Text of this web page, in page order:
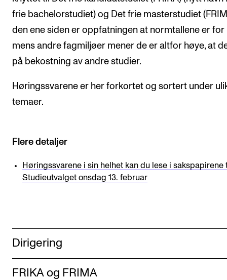
frie bachelorstudiet) og Det frie masterstudiet
den ene siden er oppfatningen at normtallene er for
mens andre fagmiljøer mener de er altfor høye, at
på bekostning av andre studier.
Høringssvarene er her forkortet og sortert under
temaer.
Flere detaljer
Høringssvarene i sin helhet kan du lese i sakspapirene
Studieutvalget onsdag 13. februar
Dirigering
FRIKA og FRIMA